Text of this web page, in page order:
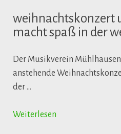
weihnachtskonzert
macht spaß in der
Der Musikverein
anstehende
der …
Weiterlesen